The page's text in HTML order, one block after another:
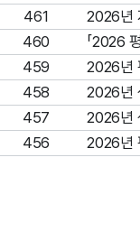
461
2026년
460
「2026
459
2026년
458
2026년
457
2026년
456
2026년